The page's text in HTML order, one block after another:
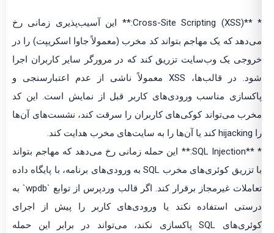
* **Cross-Site Scripting (XSS):** این آسیب‌پذیری زمانی رخ
می‌دهد که یک مهاجم بتواند کد مخرب (معمولاً جاوا اسکریپت) را در
خروجی یک وب‌سایت تزریق کند که در مرورگر سایر کاربران اجرا
شود. در قالب‌ها، XSS معمولاً ناشی از عدم اعتبارسنجی و
پاکسازی مناسب ورودی‌های کاربر قبل از نمایش است. این کد
مخرب می‌تواند کوکی‌های کاربران را سرقت کند، نشست‌های آن‌ها
را hijacking کند یا آن‌ها را به سایت‌های مخرب هدایت کند.
* **SQL Injection:** این حمله زمانی رخ می‌دهد که مهاجم بتواند
با تزریق کوئری‌های مخرب SQL به ورودی‌های برنامه، با پایگاه داده
تعاملات غیرمجاز برقرار کند. اگر قالب وردپرس از توابع `wpdb` به
درستی استفاده نکند یا ورودی‌های کاربر را پیش از اجرای
کوئری‌های SQL پاکسازی نکند، می‌تواند در برابر این حمله